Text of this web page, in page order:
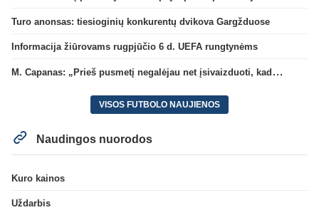
Turo anonsas: tiesioginių konkurentų dvikova Gargžduose
Informacija žiūrovams rugpjūčio 6 d. UEFA rungtynėms
M. Capanas: „Prieš pusmetį negalėjau net įsivaizduoti, kad žaisime prieš „Hajduk“
VISOS FUTBOLO NAUJIENOS
Naudingos nuorodos
Kuro kainos
Uždarbis